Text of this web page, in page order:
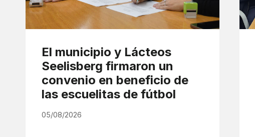
El municipio y Lácteos
Seelisberg firmaron un
convenio en beneficio de
las escuelitas de fútbol
05/08/2026